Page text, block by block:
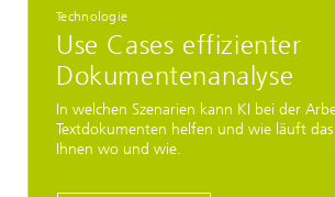
Technologie
Use Cases effizienter
Dokumentenanalyse
In welchen Szenarien kann KI bei der
Textdokumenten helfen und wie läuft
Ihnen wo und wie.